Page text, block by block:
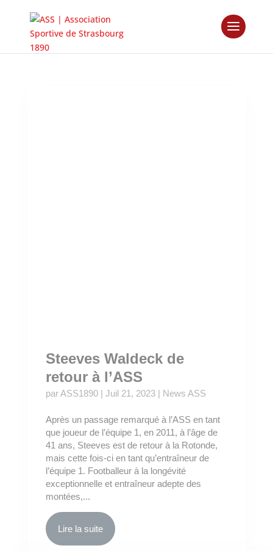
Steeves Waldeck de
retour à l’ASS
parASS1890| Juil 21, 2023| News ASS
Après un passage remarqué à l’ASS en tant
que joueur de l’équipe 1, en 2011, à l’âge de
41 ans, Steeves est de retour à la Rotonde,
mais cette fois-ci en tant qu’entraîneur de
l’équipe 1. Footballeur à la longévité
exceptionnelle et entraîneur adepte des
montées,...
Lire la suite